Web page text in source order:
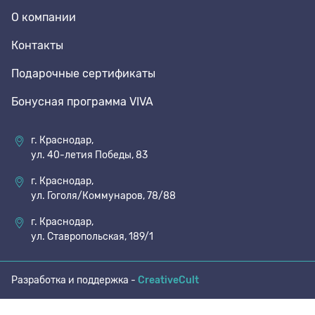
О компании
Контакты
Подарочные сертификаты
Бонусная программа VIVA
г. Краснодар,
ул. 40-летия Победы, 83
г. Краснодар,
ул. Гоголя/Коммунаров, 78/88
г. Краснодар,
ул. Ставропольская, 189/1
Разработка и поддержка - CreativeCult
8 den
Полустельки
Растяжитель и Очиститель
Рожки